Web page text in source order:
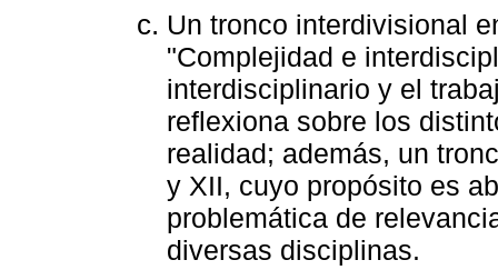
Un tronco interdivisional
"Complejidad e
interdisciplinario y el
reflexiona sobre los
realidad; además, un
y XII, cuyo propósito es
problemática de
diversas disciplinas.